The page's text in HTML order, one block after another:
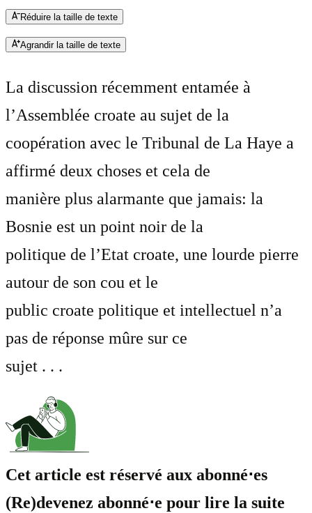
Réduire la taille de texte
Agrandir la taille de texte
La discussion récemment entamée à
l’Assemblée croate au sujet de la
coopération avec le Tribunal de La Haye a
affirmé deux choses et cela de
manière plus alarmante que jamais: la
Bosnie est un point noir de la
politique de l’Etat croate, une lourde pierre
autour de son cou et le
public croate politique et intellectuel n’a
pas de réponse mûre sur ce
sujet . . .
Cet article est réservé aux abonné⋅es
(Re)devenez abonné⋅e pour lire la suite